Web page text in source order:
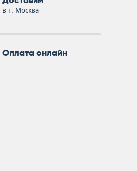
в г. Москва
Оплата онлайн